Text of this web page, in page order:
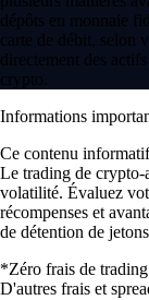
dépôts en monnaie
carte de débit, selon
directement des
crypto.
Informations
Ce contenu
Le trading de crypto-
volatilité. Évaluez
récompenses et
de détention de
*Zéro frais de
D'autres frais et